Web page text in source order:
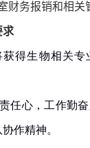
财务报销和相关
求
获得生物相关
任心，工作勤
作精神。